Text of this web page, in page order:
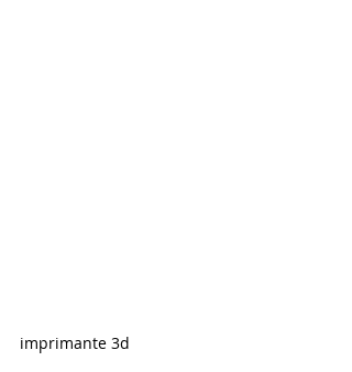
imprimante 3d